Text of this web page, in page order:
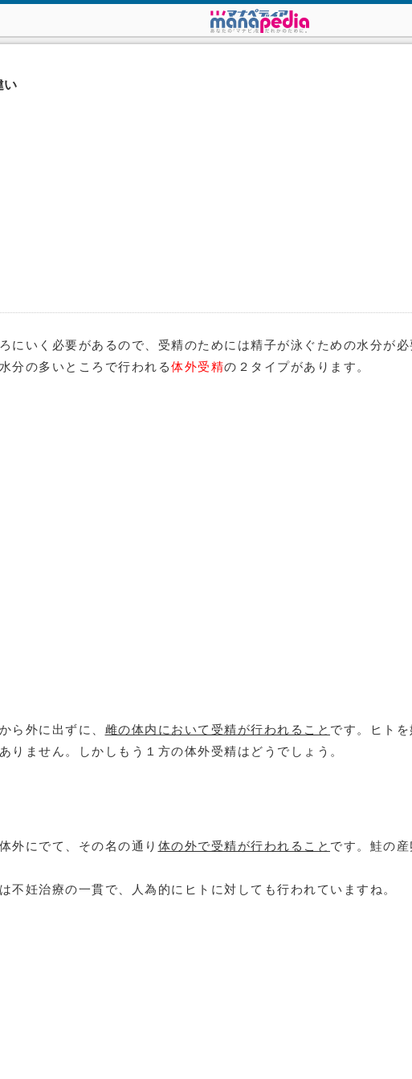
い
にいく必要があるので、受精のためには精子が泳ぐための水分が必
分の多いところで行われる体外受精の２タイプがあります。
ら外に出ずに、 雌の体内において受精が行われること です。ヒト
りません。しかしもう１方の体外受精はどうでしょう。
外にでて、その名の通り 体の外で受精が行われること です。鮭の
不妊治療の一貫で、人為的にヒトに対しても行われていますね。